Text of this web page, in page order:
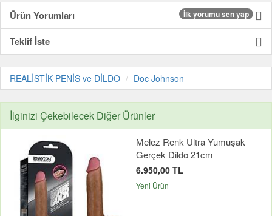
Ürün Yorumları İlk yorumu sen yap
Teklif İste
REALİSTİK PENİS ve DİLDO Doc Johnson
İlginizi Çekebilecek Diğer Ürünler
Melez Renk Ultra Yumuşak
Gerçek Dildo 21cm
6.950,00 TL
Yeni Ürün